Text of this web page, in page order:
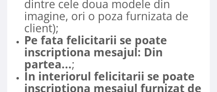
dintre cele doua modele din
imagine, ori o poza furnizata de
client);
Pe fata felicitarii se poate
inscriptiona mesajul: Din
partea...;
In interiorul felicitarii se poate
inscriptiona mesajul furnizat de